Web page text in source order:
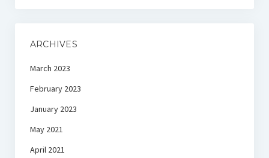
ARCHIVES
March 2023
February 2023
January 2023
May 2021
April 2021